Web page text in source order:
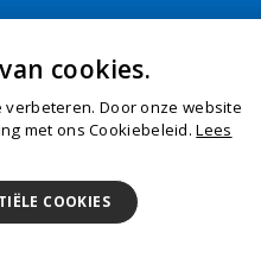
cookies.
Door onze website
met ons Cookiebeleid.Lees
COOKIES